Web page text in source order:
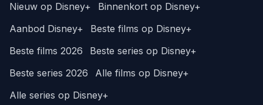
Nieuw op Disney+
Binnenkort op Disney+
Aanbod Disney+
Beste films op Disney+
Beste films 2026
Beste series op Disney+
Beste series 2026
Alle films op Disney+
Alle series op Disney+